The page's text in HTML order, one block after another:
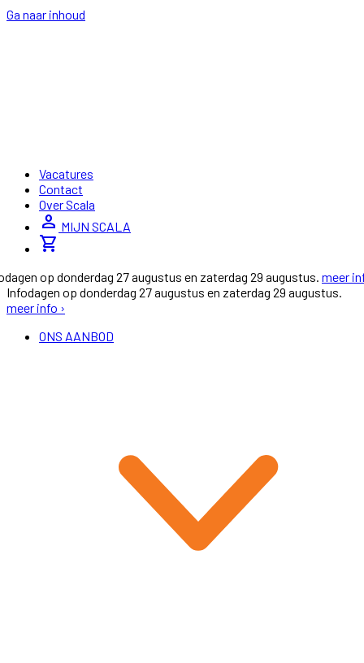
Ga naar inhoud
Vacatures
Contact
Over Scala
person MIJN SCALA
shopping_cart
op donderdag 27 augustus en zaterdag 29 augustus. meer
Infodagen op donderdag 27 augustus en zaterdag 29 augustus.
meer info ›
ONS AANBOD